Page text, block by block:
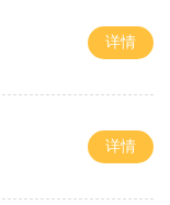
详情
详情